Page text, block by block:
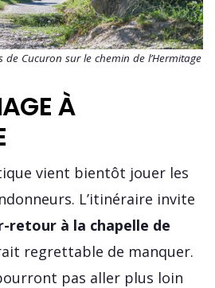
Cucuron sur le chemin de l’Hermitage
À
vient bientôt jouer les
L’itinéraire invite
retour à la chapelle de
regrettable de manquer.
pas aller plus loin